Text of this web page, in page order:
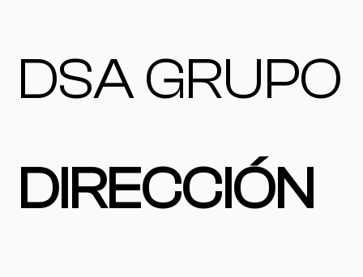
DSA GRUPO
DIRECCIÓN